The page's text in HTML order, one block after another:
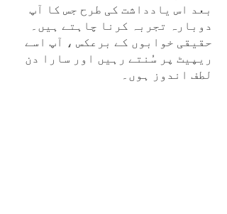
بعد اس یادداشت کی طرح جس کا آپ
دوبارہ تجربہ کرنا چاہتے ہیں۔
حقیقی خوابوں کے برعکس ، آپ اسے
ریپیٹ پر سُنتے رہیں اور سارا دن
لطف اندوز ہوں۔